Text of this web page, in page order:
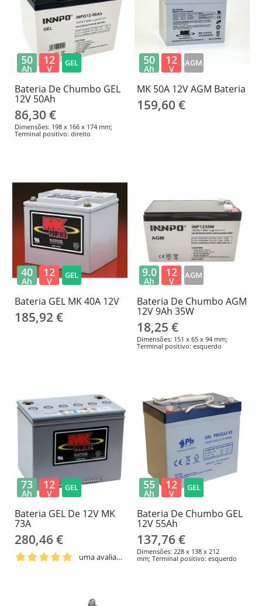
Bateria De Chumbo GEL
12V 50Ah
86,30 €
Dimensões: 198 x 166 x 174 mm;
Terminal positivo: direito
50
Ah
12
V
GEL
MK 50A 12V AGM Bateria
159,60 €
50
Ah
12
V
AGM
Bateria GEL MK 40A 12V
185,92 €
40
Ah
12
V
GEL
Bateria De Chumbo AGM
12V 9Ah 35W
18,25 €
Dimensões: 151 x 65 x 94 mm;
Terminal positivo: esquerdo
9.0
Ah
12
V
AGM
Bateria GEL De 12V MK
73A
280,46 €
uma avaliação
73
Ah
12
V
GEL
Bateria De Chumbo GEL
12V 55Ah
137,76 €
Dimensões: 228 x 138 x 212
mm; Terminal positivo: esquerdo
55
Ah
12
V
GEL